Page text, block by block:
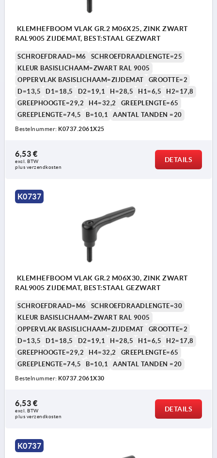
KLEMHEFBOOM VLAK GR.2 M06X25, ZINK ZWART
RAL9005 ZIJDEMAT, BEST:STAAL GEZWART
SCHROEFDRAAD=M6
SCHROEFDRAADLENGTE=25
KLEUR BASISLICHAAM=ZWART RAL 9005
OPPERVLAK BASISLICHAAM=ZIJDEMAT
GROOTTE=2
D=13,5
D1=18,5 D2=19,1 H=28,5 H1=6,5
H2=17,8
GREEPHOOGTE=29,2
H4=32,2
GREEPLENGTE=65
GREEPLENGTE=74,5
B=10,1 AANTAL TANDEN =20
Bestelnummer: K0737.2061X25
6,53 €
excl. BTW
plus verzendkosten
DETAILS
K0737
KLEMHEFBOOM VLAK GR.2 M06X30, ZINK ZWART
RAL9005 ZIJDEMAT, BEST:STAAL GEZWART
SCHROEFDRAAD=M6
SCHROEFDRAADLENGTE=30
KLEUR BASISLICHAAM=ZWART RAL 9005
OPPERVLAK BASISLICHAAM=ZIJDEMAT
GROOTTE=2
D=13,5
D1=18,5 D2=19,1 H=28,5 H1=6,5
H2=17,8
GREEPHOOGTE=29,2
H4=32,2
GREEPLENGTE=65
GREEPLENGTE=74,5
B=10,1 AANTAL TANDEN =20
Bestelnummer: K0737.2061X30
6,53 €
excl. BTW
plus verzendkosten
DETAILS
K0737